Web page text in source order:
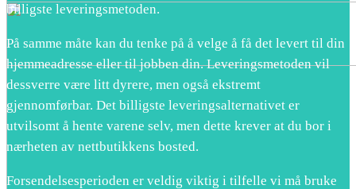
billigste leveringsmetoden.
På samme måte kan du tenke på å velge å få det levert til din
hjemmeadresse eller til jobben din. Leveringsmetoden vil
dessverre være litt dyrere, men også ekstremt
gjennomførbar. Det billigste leveringsalternativet er
utvilsomt å hente varene selv, men dette krever at du bor i
nærheten av nettbutikkens bosted.
Forsendelsesperioden er veldig viktig i tilfelle vi må bruke